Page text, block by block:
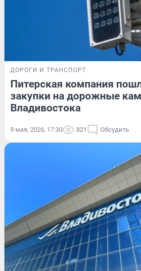
ДОРОГИ И ТРАНСПОРТ
Питерская компания
закупки на дорожные
Владивостока
9 мая, 2026, 17:30 821 Обсудить